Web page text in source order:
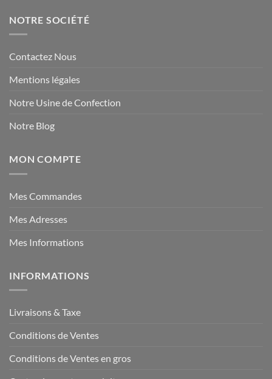
NOTRE SOCIÉTÉ
Contactez Nous
Mentions légales
Notre Usine de Confection
Notre Blog
MON COMPTE
Mes Commandes
Mes Adresses
Mes Informations
INFORMATIONS
Livraisons & Taxe
Conditions de Ventes
Conditions de Ventes en gros